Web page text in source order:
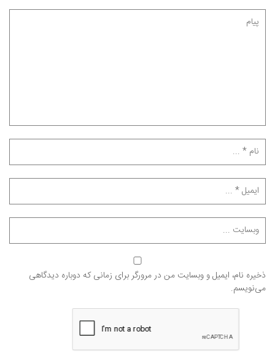
ذخیره نام، ایمیل و وبسایت من در مرورگر برای زمانی که دوباره دیدگاهی
می‌نویسم.